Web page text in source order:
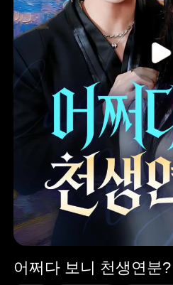
어쩌다 보니 천생연분?